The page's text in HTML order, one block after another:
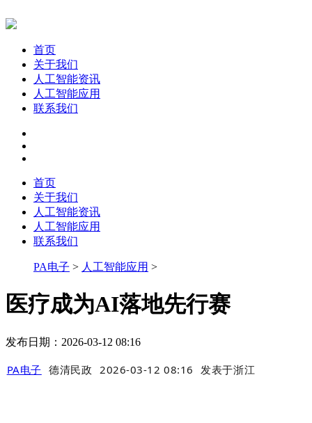
首页
关于我们
人工智能资讯
人工智能应用
联系我们
首页
关于我们
人工智能资讯
人工智能应用
联系我们
PA电子 > 人工智能应用 >
医疗成为AI落地先行赛
发布日期：2026-03-12 08:16
PA电子 德清民政 2026-03-12 08:16 发表于浙江